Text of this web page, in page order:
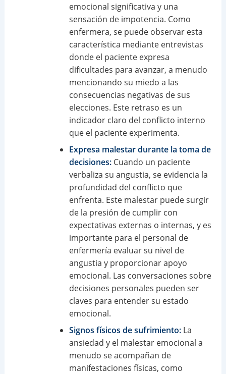
emocional significativa y una
sensación de impotencia. Como
enfermera, se puede observar esta
característica mediante entrevistas
donde el paciente expresa
dificultades para avanzar, a menudo
mencionando su miedo a las
consecuencias negativas de sus
elecciones. Este retraso es un
indicador claro del conflicto interno
que el paciente experimenta.
Expresa malestar durante la toma de
decisiones:Cuando un paciente
verbaliza su angustia, se evidencia la
profundidad del conflicto que
enfrenta. Este malestar puede surgir
de la presión de cumplir con
expectativas externas o internas, y es
importante para el personal de
enfermería evaluar su nivel de
angustia y proporcionar apoyo
emocional. Las conversaciones sobre
decisiones personales pueden ser
claves para entender su estado
emocional.
Signos físicos de sufrimiento:La
ansiedad y el malestar emocional a
menudo se acompañan de
manifestaciones físicas, como